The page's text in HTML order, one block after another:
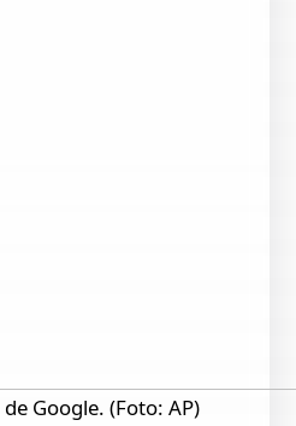
Google. (Foto: AP)